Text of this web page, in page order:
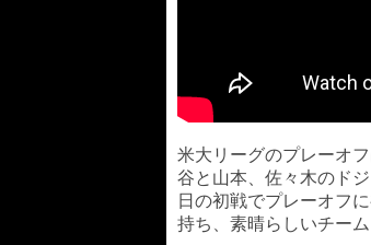
米大リーグのプレーオ
谷と山本、佐々木のド
日の初戦でプレーオフ
持ち、素晴らしいチー